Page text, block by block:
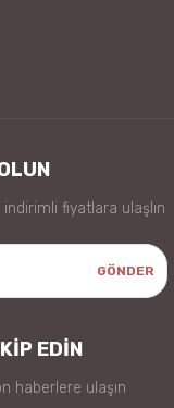
fiyatlara ulaşlın
GÖNDER
EDİN
haberlere ulaşın